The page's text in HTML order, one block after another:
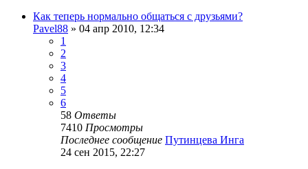
Как теперь нормально общаться с друзьями?
Pavel88 » 04 апр 2010, 12:34
1
2
3
4
5
6
58 Ответы
7410 Просмотры
Последнее сообщение Путинцева Инга
24 сен 2015, 22:27